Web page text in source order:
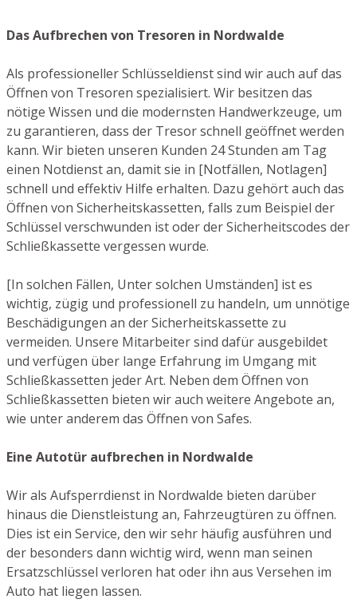
Das Aufbrechen von Tresoren in Nordwalde
Als professioneller Schlüsseldienst sind wir auch auf das
Öffnen von Tresoren spezialisiert. Wir besitzen das
nötige Wissen und die modernsten Handwerkzeuge, um
zu garantieren, dass der Tresor schnell geöffnet werden
kann. Wir bieten unseren Kunden 24 Stunden am Tag
einen Notdienst an, damit sie in [Notfällen, Notlagen]
schnell und effektiv Hilfe erhalten. Dazu gehört auch das
Öffnen von Sicherheitskassetten, falls zum Beispiel der
Schlüssel verschwunden ist oder der Sicherheitscodes der
Schließkassette vergessen wurde.
[In solchen Fällen, Unter solchen Umständen] ist es
wichtig, zügig und professionell zu handeln, um unnötige
Beschädigungen an der Sicherheitskassette zu
vermeiden. Unsere Mitarbeiter sind dafür ausgebildet
und verfügen über lange Erfahrung im Umgang mit
Schließkassetten jeder Art. Neben dem Öffnen von
Schließkassetten bieten wir auch weitere Angebote an,
wie unter anderem das Öffnen von Safes.
Eine Autotür aufbrechen in Nordwalde
Wir als Aufsperrdienst in Nordwalde bieten darüber
hinaus die Dienstleistung an, Fahrzeugtüren zu öffnen.
Dies ist ein Service, den wir sehr häufig ausführen und
der besonders dann wichtig wird, wenn man seinen
Ersatzschlüssel verloren hat oder ihn aus Versehen im
Auto hat liegen lassen.